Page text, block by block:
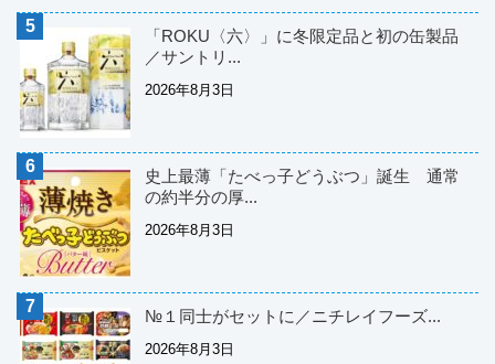
「ROKU〈六〉」に冬限定品と初の缶製品
／サントリ...
2026年8月3日
史上最薄「たべっ子どうぶつ」誕生 通常
の約半分の厚...
2026年8月3日
№１同士がセットに／ニチレイフーズ...
2026年8月3日